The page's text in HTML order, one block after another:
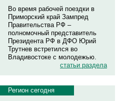
Во время рабочей поездки в
Приморский край Зампред
Правительства РФ –
полномочный представитель
Президента РФ в ДФО Юрий
Трутнев встретился во
Владивостоке с молодежью.
статьи раздела
Регион сегодня